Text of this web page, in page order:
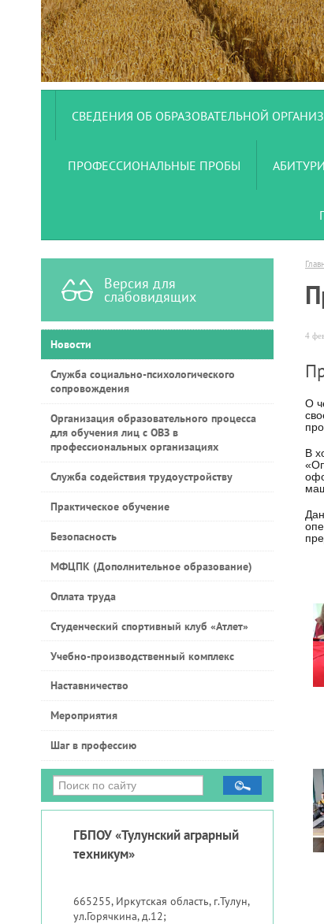
СВЕДЕНИЯ ОБ ОБРАЗОВАТЕЛЬНОЙ
ПРОФЕССИОНАЛЬНЫЕ ПРОБЫ
Версия для
слабовидящих
Новости
Служба социально-психологического
сопровождения
Организация образовательного процесса
для обучения лиц с ОВЗ в
профессиональных организациях
Служба содействия трудоустройству
Практическое обучение
Безопасность
МФЦПК (Дополнительное образование)
Оплата труда
Студенческий спортивный клуб «Атлет»
Учебно-производственный комплекс
Наставничество
Мероприятия
Шаг в профессию
ГБПОУ «Тулунский аграрный
техникум»
665255, Иркутская область, г.Тулун,
ул.Горячкина, д.12;
4
О
В